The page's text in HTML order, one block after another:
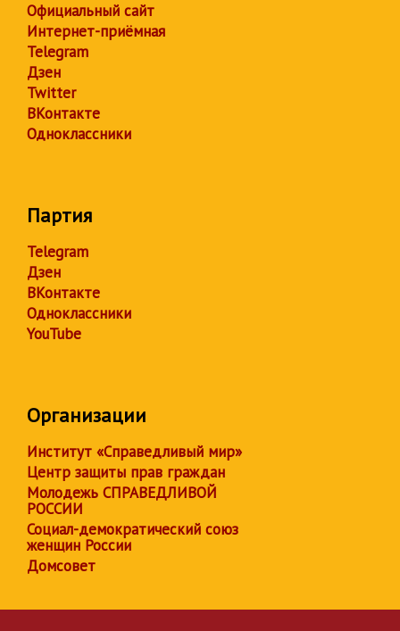
Официальный сайт
Интернет-приёмная
Telegram
Дзен
Twitter
ВКонтакте
Одноклассники
Партия
Telegram
Дзен
ВКонтакте
Одноклассники
YouTube
Организации
Институт «Справедливый мир»
Центр защиты прав граждан
Молодежь СПРАВЕДЛИВОЙ
РОССИИ
Социал-демократический союз
женщин России
Домсовет